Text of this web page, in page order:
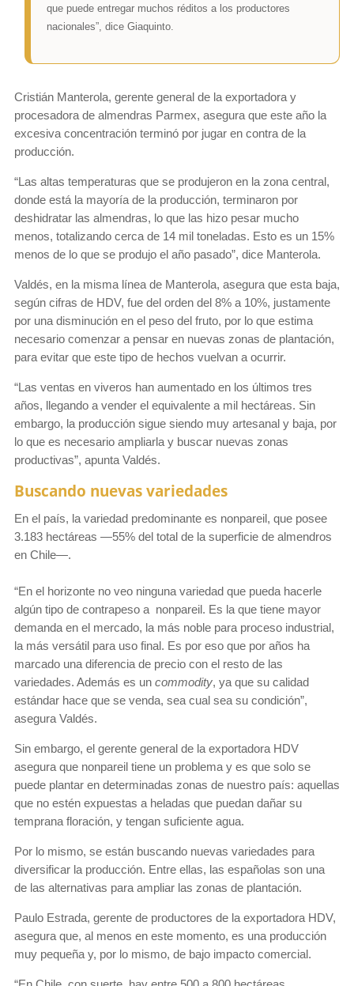
que puede entregar muchos réditos a los productores
nacionales”, dice Giaquinto.
Cristián Manterola, gerente general de la exportadora y
procesadora de almendras Parmex, asegura que este año la
excesiva concentración terminó por jugar en contra de la
producción.
“Las altas temperaturas que se produjeron en la zona central,
donde está la mayoría de la producción, terminaron por
deshidratar las almendras, lo que las hizo pesar mucho
menos, totalizando cerca de 14 mil toneladas. Esto es un 15%
menos de lo que se produjo el año pasado”, dice Manterola.
Valdés, en la misma línea de Manterola, asegura que esta baja,
según cifras de HDV, fue del orden del 8% a 10%, justamente
por una disminución en el peso del fruto, por lo que estima
necesario comenzar a pensar en nuevas zonas de plantación,
para evitar que este tipo de hechos vuelvan a ocurrir.
“Las ventas en viveros han aumentado en los últimos tres
años, llegando a vender el equivalente a mil hectáreas. Sin
embargo, la producción sigue siendo muy artesanal y baja, por
lo que es necesario ampliarla y buscar nuevas zonas
productivas”, apunta Valdés.
Buscando nuevas variedades
En el país, la variedad predominante es nonpareil, que posee
3.183 hectáreas —55% del total de la superficie de almendros
en Chile—.
“En el horizonte no veo ninguna variedad que pueda hacerle
algún tipo de contrapeso a nonpareil. Es la que tiene mayor
demanda en el mercado, la más noble para proceso industrial,
la más versátil para uso final. Es por eso que por años ha
marcado una diferencia de precio con el resto de las
variedades. Además es un commodity, ya que su calidad
estándar hace que se venda, sea cual sea su condición”,
asegura Valdés.
Sin embargo, el gerente general de la exportadora HDV
asegura que nonpareil tiene un problema y es que solo se
puede plantar en determinadas zonas de nuestro país: aquellas
que no estén expuestas a heladas que puedan dañar su
temprana floración, y tengan suficiente agua.
Por lo mismo, se están buscando nuevas variedades para
diversificar la producción. Entre ellas, las españolas son una
de las alternativas para ampliar las zonas de plantación.
Paulo Estrada, gerente de productores de la exportadora HDV,
asegura que, al menos en este momento, es una producción
muy pequeña y, por lo mismo, de bajo impacto comercial.